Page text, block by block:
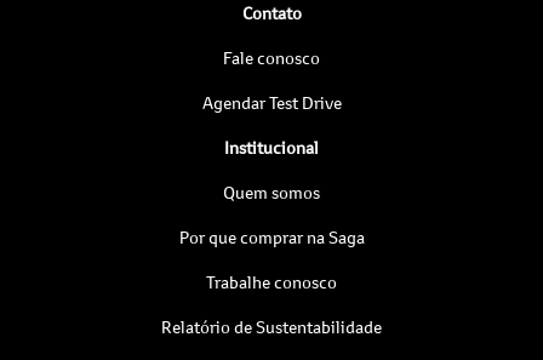
Contato
Fale conosco
Agendar Test Drive
Institucional
Quem somos
Por que comprar na Saga
Trabalhe conosco
Relatório de Sustentabilidade